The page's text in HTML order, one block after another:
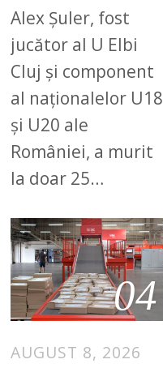
Alex Șuler, fost
jucător al U Elbi
Cluj și component
al naționalelor U18
și U20 ale
României, a murit
la doar 25…
04
AUGUST 8, 2026